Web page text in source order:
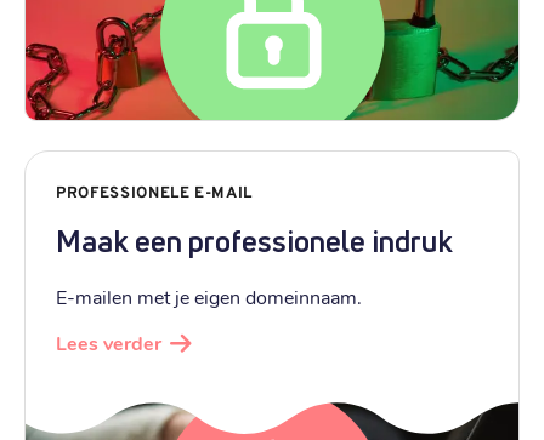
PROFESSIONELE E-MAIL
Maak een professionele indruk
E-mailen met je eigen domeinnaam.
Lees verder